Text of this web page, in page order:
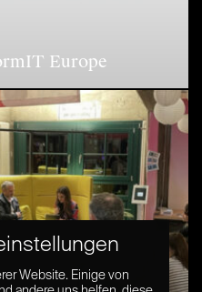
Europe
Website. Einige von